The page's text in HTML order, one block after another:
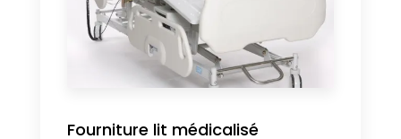
Fourniture lit médicalisé